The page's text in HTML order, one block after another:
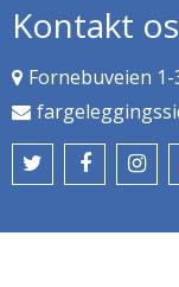
Kontakt
Fornebuveien